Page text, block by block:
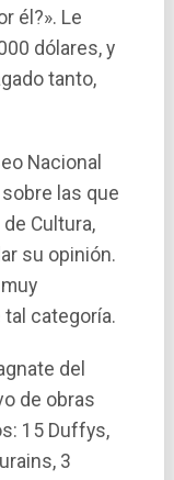
él?». Le
dólares, y
tanto,
Nacional
las que
Cultura,
su opinión.
categoría.
del
de obras
15 Duffys,
3